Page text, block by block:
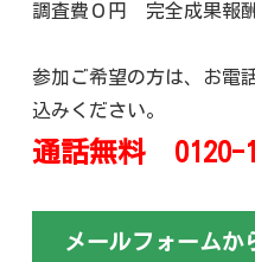
調査費 ０ 円 完全成果報
参加ご希望の方は、お電
込みください。
通話無料 0120-
メールフォームか